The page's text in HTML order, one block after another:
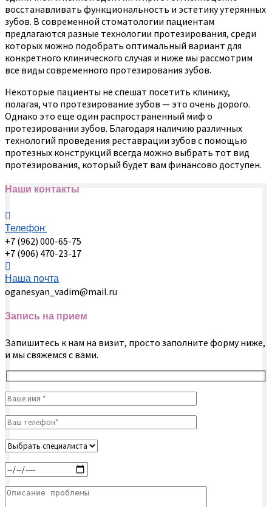
восстанавливать функциональность и эстетику утерянных
зубов. В современной стоматологии пациентам
предлагаются разные технологии протезирования, среди
которых можно подобрать оптимальный вариант для
конкретного клинического случая и ниже мы рассмотрим
все виды современного протезирования зубов.
Некоторые пациенты не спешат посетить клинику,
полагая, что протезирование зубов — это очень дорого.
Однако это еще один распространенный миф о
протезировании зубов. Благодаря наличию различных
технологий проведения реставрации зубов с помощью
протезных конструкций всегда можно выбрать тот вид
протезирования, который будет вам финансово доступен.
Наши контакты
Телефон:
+7 (962) 000-65-75
+7 (906) 470-23-17
Наша почта
oganesyan_vadim@mail.ru
Запись на прием
Запишитесь к нам на визит, просто заполните форму ниже,
и мы свяжемся с вами.